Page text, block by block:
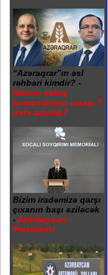
“Azəraqrar”ın əsl
rəhbəri kimdir? -
Nazirin sabiq
komandirinin maaşı 7
dəfə artırılıb?
Bizim iradəmizə qarşı
çıxanın başı əziləcək
- Azərbaycan
Prezidenti